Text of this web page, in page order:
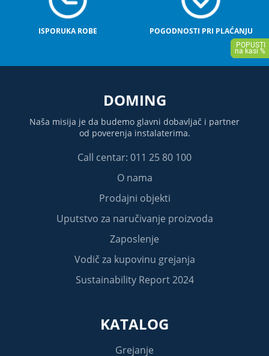
ISPORUKA ROBE POGODNOSTI PRI PLAĆANJU
DOMING
Naša misija je da budemo glavni dobavljač i partner
od poverenja instalaterima.
Call centar: 011 25 80 100
O nama
Prodajni objekti
Uputstvo za naručivanje proizvoda
Zaposlenje
Vodič za kupovinu grejanja
Sustainability Report 2024
KATALOG
Grejanje